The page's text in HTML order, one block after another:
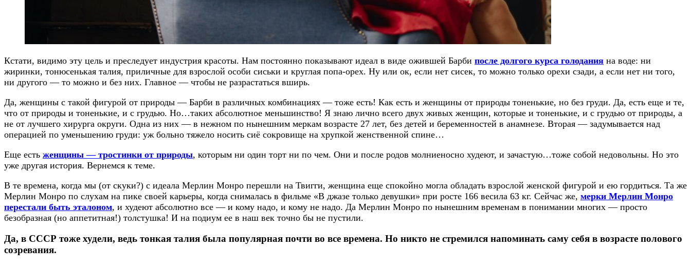
Кстати, видимо эту цель и преследует индустрия красоты. Нам постоянно показывают идеал в виде ожившей Барби после долгого курса голодания на воде: ни
жиринки, тонюсенькая талия, приличные для взрослой особи сиськи и круглая попа-орех. Ну или ок, если нет сисек, то можно только орехи сзади, а если нет ни того,
ни другого — то можно и без них. Главное — чтобы не разрастаться вширь.
Да, женщины с такой фигурой от природы — Барби в различных комбинациях — тоже есть! Как есть и женщины от природы тоненькие, но без груди. Да, есть еще и те,
что от природы и тоненькие, и с грудью. Но…таких абсолютное меньшинство! Я знаю лично всего двух живых женщин, которые и тоненькие, и с грудью от природы, а
не от лучшего хирурга округи. Одна из них — в нежном по нынешним меркам возрасте 27 лет, без детей и беременностей в анамнезе. Вторая — задумывается над
операцией по уменьшению груди: уж больно тяжело носить сиё сокровище на хрупкой женственной спине…
Еще есть женщины — тростинки от природы, которым ни один торт ни по чем. Они и после родов молниеносно худеют, и зачастую…тоже собой недовольны. Но это
уже другая история. Вернемся к теме.
В те времена, когда мы (от скуки?) с идеала Мерлин Монро перешли на Твигги, женщина еще спокойно могла обладать взрослой женской фигурой и ею гордиться. Та же
Мерлин Монро по слухам на пике своей карьеры, когда снималась в фильме «В джазе только девушки» при росте 166 весила 63 кг. Сейчас же, мерки Мерлин Монро
перестали быть эталоном, и худеют абсолютно все — и кому надо, и кому не надо. Да Мерлин Монро по нынешним временам в понимании многих — просто
безобразная (но аппетитная!) толстушка! И на подиум ее в наш век точно бы не пустили.
Да, в СССР тоже худели, ведь тонкая талия была популярная почти во все времена. Но никто не стремился напоминать саму себя в возрасте полового
созревания.